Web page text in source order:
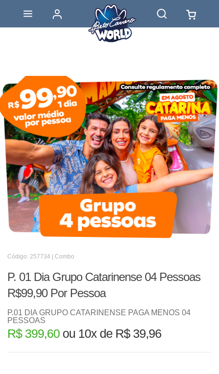
Código: 257734 | Combo
P. 01 Dia Grupo Catarinense 04 Pessoas
R$99,90 Por Pessoa
P.01 DIA GRUPO CATARINENSE PAGA MENOS 04
PESSOAS
R$ 399,60 ou 10x de R$ 39,96